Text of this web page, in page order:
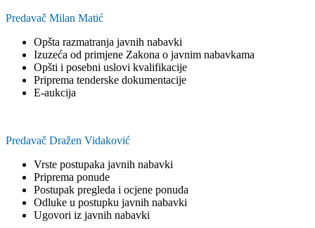
Predavač Milan Matić
Opšta razmatranja javnih nabavki
Izuzeća od primjene Zakona o javnim nabavkama
Opšti i posebni uslovi kvalifikacije
Priprema tenderske dokumentacije
E-aukcija
Predavač Dražen Vidaković
Vrste postupaka javnih nabavki
Priprema ponude
Postupak pregleda i ocjene ponuda
Odluke u postupku javnih nabavki
Ugovori iz javnih nabavki